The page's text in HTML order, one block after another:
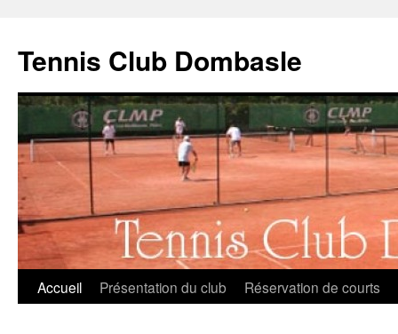
contenu
Tennis Club Dombasle
Accueil Présentation du club Réservation de courts